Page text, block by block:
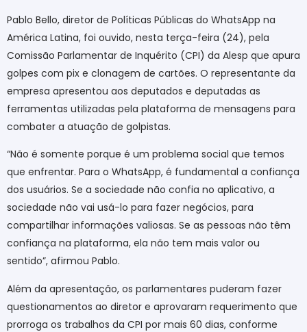
Pablo Bello, diretor de Políticas Públicas do WhatsApp na
América Latina, foi ouvido, nesta terça-feira (24), pela
Comissão Parlamentar de Inquérito (CPI) da Alesp que apura
golpes com pix e clonagem de cartões. O representante da
empresa apresentou aos deputados e deputadas as
ferramentas utilizadas pela plataforma de mensagens para
combater a atuação de golpistas.
“Não é somente porque é um problema social que temos
que enfrentar. Para o WhatsApp, é fundamental a confiança
dos usuários. Se a sociedade não confia no aplicativo, a
sociedade não vai usá-lo para fazer negócios, para
compartilhar informações valiosas. Se as pessoas não têm
confiança na plataforma, ela não tem mais valor ou
sentido”, afirmou Pablo.
Além da apresentação, os parlamentares puderam fazer
questionamentos ao diretor e aprovaram requerimento que
prorroga os trabalhos da CPI por mais 60 dias, conforme